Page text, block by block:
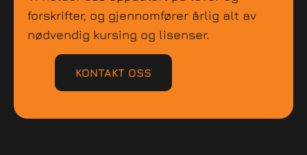
forskrifter, og gjennomfører årlig alt av
nødvendig kursing og lisenser.
KONTAKT OSS